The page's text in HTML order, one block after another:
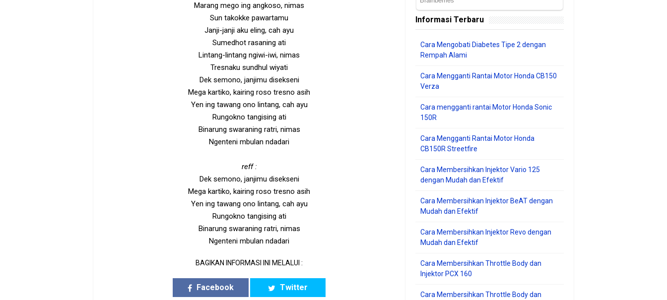
Marang mego ing angkoso, nimas
Sun takokke pawartamu
Janji-janji aku eling, cah ayu
Sumedhot rasaning ati
Lintang-lintang ngiwi-iwi, nimas
Tresnaku sundhul wiyati
Dek semono, janjimu disekseni
Mega kartiko, kairing roso tresno asih
Yen ing tawang ono lintang, cah ayu
Rungokno tangising ati
Binarung swaraning ratri, nimas
Ngenteni mbulan ndadari
reff :
Dek semono, janjimu disekseni
Mega kartiko, kairing roso tresno asih
Yen ing tawang ono lintang, cah ayu
Rungokno tangising ati
Binarung swaraning ratri, nimas
Ngenteni mbulan ndadari
BAGIKAN INFORMASI INI MELALUI :
Facebook Twitter
Informasi Terbaru
Cara Mengobati Diabetes Tipe 2 dengan
Rempah Alami
Cara Mengganti Rantai Motor Honda CB150
Verza
Cara mengganti rantai Motor Honda Sonic
150R
Cara Mengganti Rantai Motor Honda
CB150R Streetfire
Cara Membersihkan Injektor Vario 125
dengan Mudah dan Efektif
Cara Membersihkan Injektor BeAT dengan
Mudah dan Efektif
Cara Membersihkan Injektor Revo dengan
Mudah dan Efektif
Cara Membersihkan Throttle Body dan
Injektor PCX 160
Cara Membersihkan Throttle Body dan